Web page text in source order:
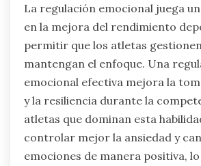
La regulación emocional juega
en la mejora del rendimiento
permitir que los atletas
mantengan el enfoque. Una
emocional efectiva mejora la
y la resiliencia durante la
atletas que dominan esta
controlar mejor la ansiedad y
emociones de manera positiva, lo